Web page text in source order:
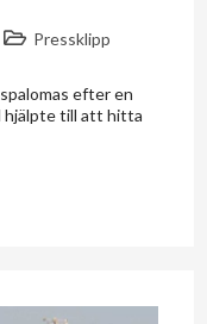
Pressklipp
efter en
hjälpte till att hitta